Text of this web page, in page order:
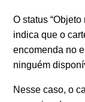
O status
indica que o
encomenda no
ninguém
Nesse caso, o